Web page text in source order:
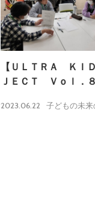
【ＵＬＴＲＡ ＫＩ
ＪＥＣＴ Ｖｏｌ．８
2023.06.22 子どもの未来